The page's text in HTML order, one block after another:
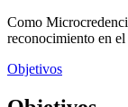
Como
reconocimiento en
Objetivos